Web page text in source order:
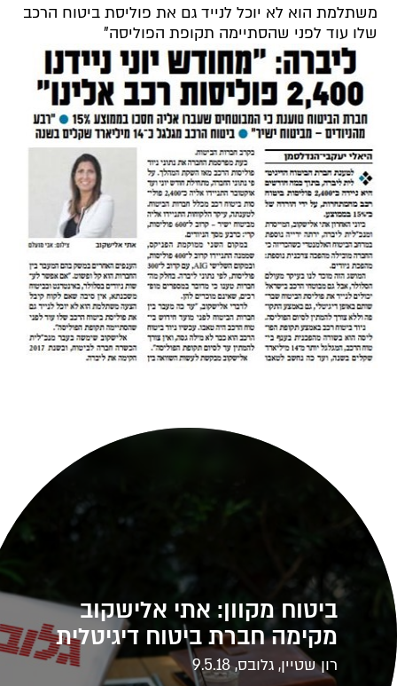
משתלמת הוא לא יוכל לנייד גם את פוליסת ביטוח הרכב
שלו עוד לפני שהסתיימה תקופת הפוליסה"
ביטוח מקוון: אתי אלישקוב
מקימה חברת ביטוח דיגיטלית
רון שטיין, גלובס, 9.5.18